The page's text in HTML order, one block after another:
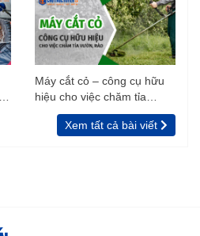
Máy cắt cỏ – công cụ hữu
hiệu cho việc chăm tỉa
vườn, rào
Xem tất cả bài viết